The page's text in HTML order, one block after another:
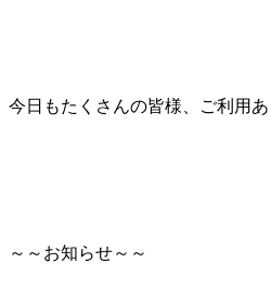
今日もたくさんの皆様、ご利用
～～お知らせ～～